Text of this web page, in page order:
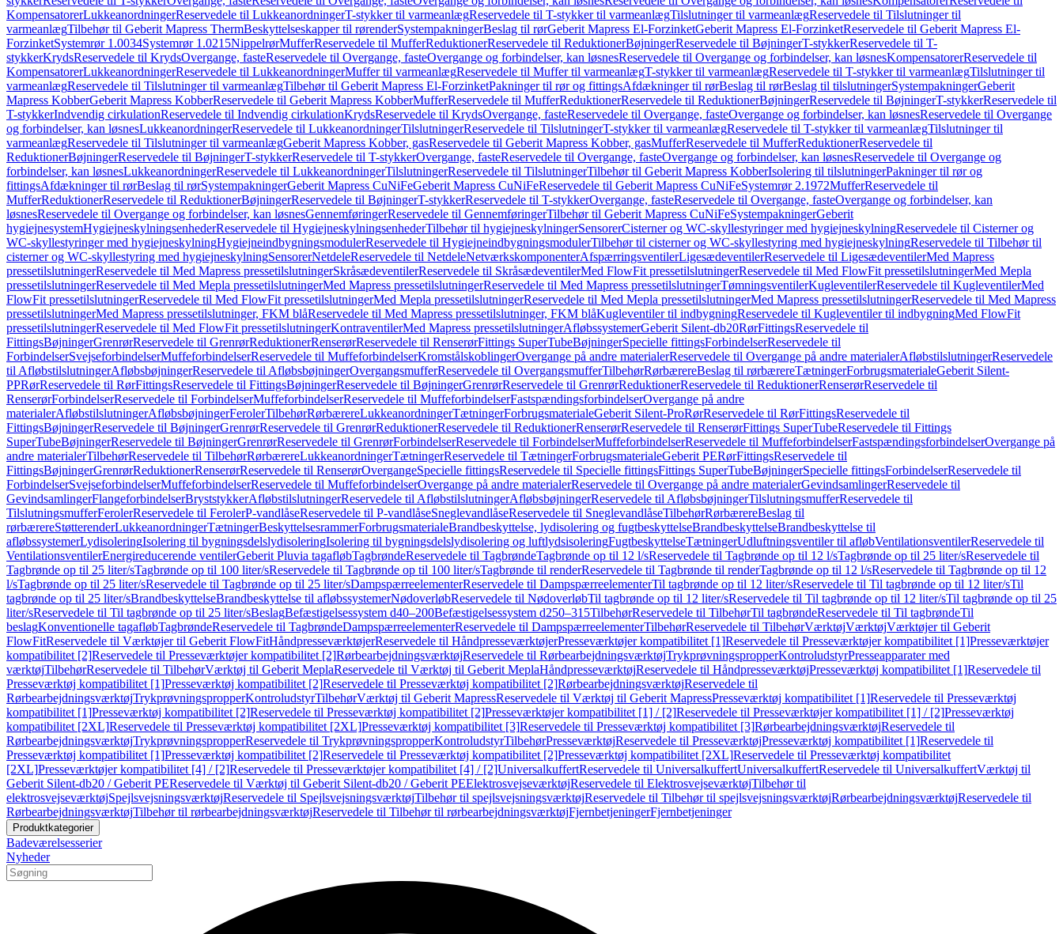
KompensatorerLukkeanordningerReservedele til LukkeanordningerT-stykker til varmeanlægReservedele til T-stykker til varmeanlægTilslutninger til varmeanlægReservedele til Tilslutninger til
varmeanlægTilbehør til Geberit Mapress ThermBeskyttelseskapper til rørenderSystempakningerBeslag til rørGeberit Mapress El-ForzinketGeberit Mapress El-ForzinketReservedele til Geberit Mapress El-
ForzinketSystemrør 1.0034Systemrør 1.0215NippelrørMufferReservedele til MufferReduktionerReservedele til ReduktionerBøjningerReservedele til BøjningerT-stykkerReservedele til T-
stykkerKrydsReservedele til KrydsOvergange, fasteReservedele til Overgange, fasteOvergange og forbindelser, kan løsnesReservedele til Overgange og forbindelser, kan løsnesKompensatorerReservedele til
KompensatorerLukkeanordningerReservedele til LukkeanordningerMuffer til varmeanlægReservedele til Muffer til varmeanlægT-stykker til varmeanlægReservedele til T-stykker til varmeanlægTilslutninger til
varmeanlægReservedele til Tilslutninger til varmeanlægTilbehør til Geberit Mapress El-ForzinketPakninger til rør og fittingsAfdækninger til rørBeslag til rørBeslag til tilslutningerSystempakningerGeberit
Mapress KobberGeberit Mapress KobberReservedele til Geberit Mapress KobberMufferReservedele til MufferReduktionerReservedele til ReduktionerBøjningerReservedele til BøjningerT-stykkerReservedele til
T-stykkerIndvendig cirkulationReservedele til Indvendig cirkulationKrydsReservedele til KrydsOvergange, fasteReservedele til Overgange, fasteOvergange og forbindelser, kan løsnesReservedele til Overgange
og forbindelser, kan løsnesLukkeanordningerReservedele til LukkeanordningerTilslutningerReservedele til TilslutningerT-stykker til varmeanlægReservedele til T-stykker til varmeanlægTilslutninger til
varmeanlægReservedele til Tilslutninger til varmeanlægGeberit Mapress Kobber, gasReservedele til Geberit Mapress Kobber, gasMufferReservedele til MufferReduktionerReservedele til
ReduktionerBøjningerReservedele til BøjningerT-stykkerReservedele til T-stykkerOvergange, fasteReservedele til Overgange, fasteOvergange og forbindelser, kan løsnesReservedele til Overgange og
forbindelser, kan løsnesLukkeanordningerReservedele til LukkeanordningerTilslutningerReservedele til TilslutningerTilbehør til Geberit Mapress KobberIsolering til tilslutningerPakninger til rør og
fittingsAfdækninger til rørBeslag til rørSystempakningerGeberit Mapress CuNiFeGeberit Mapress CuNiFeReservedele til Geberit Mapress CuNiFeSystemrør 2.1972MufferReservedele til
MufferReduktionerReservedele til ReduktionerBøjningerReservedele til BøjningerT-stykkerReservedele til T-stykkerOvergange, fasteReservedele til Overgange, fasteOvergange og forbindelser, kan
løsnesReservedele til Overgange og forbindelser, kan løsnesGennemføringerReservedele til GennemføringerTilbehør til Geberit Mapress CuNiFeSystempakningerGeberit
hygiejnesystemHygiejneskylningsenhederReservedele til HygiejneskylningsenhederTilbehør til hygiejneskylningerSensorerCisterner og WC-skyllestyringer med hygiejneskylningReservedele til Cisterner og
WC-skyllestyringer med hygiejneskylningHygiejneindbygningsmodulerReservedele til HygiejneindbygningsmodulerTilbehør til cisterner og WC-skyllestyring med hygiejneskylningReservedele til Tilbehør til
cisterner og WC-skyllestyring med hygiejneskylningSensorerNetdeleReservedele til NetdeleNetværkskomponenterAfspærringsventilerLigesædeventilerReservedele til LigesædeventilerMed Mapress
pressetilslutningerReservedele til Med Mapress pressetilslutningerSkråsædeventilerReservedele til SkråsædeventilerMed FlowFit pressetilslutningerReservedele til Med FlowFit pressetilslutningerMed Mepla
pressetilslutningerReservedele til Med Mepla pressetilslutningerMed Mapress pressetilslutningerReservedele til Med Mapress pressetilslutningerTømningsventilerKugleventilerReservedele til KugleventilerMed
FlowFit pressetilslutningerReservedele til Med FlowFit pressetilslutningerMed Mepla pressetilslutningerReservedele til Med Mepla pressetilslutningerMed Mapress pressetilslutningerReservedele til Med Mapress
pressetilslutningerMed Mapress pressetilslutninger, FKM blåReservedele til Med Mapress pressetilslutninger, FKM blåKugleventiler til indbygningReservedele til Kugleventiler til indbygningMed FlowFit
pressetilslutningerReservedele til Med FlowFit pressetilslutningerKontraventilerMed Mapress pressetilslutningerAfløbssystemerGeberit Silent-db20RørFittingsReservedele til
FittingsBøjningerGrenrørReservedele til GrenrørReduktionerRenserørReservedele til RenserørFittings SuperTubeBøjningerSpecielle fittingsForbindelserReservedele til
ForbindelserSvejseforbindelserMuffeforbindelserReservedele til MuffeforbindelserKromstålskoblingerOvergange på andre materialerReservedele til Overgange på andre materialerAfløbstilslutningerReservedele
til AfløbstilslutningerAfløbsbøjningerReservedele til AfløbsbøjningerOvergangsmufferReservedele til OvergangsmufferTilbehørRørbærereBeslag til rørbærereTætningerForbrugsmaterialeGeberit Silent-
PPRørReservedele til RørFittingsReservedele til FittingsBøjningerReservedele til BøjningerGrenrørReservedele til GrenrørReduktionerReservedele til ReduktionerRenserørReservedele til
RenserørForbindelserReservedele til ForbindelserMuffeforbindelserReservedele til MuffeforbindelserFastspændingsforbindelserOvergange på andre
materialerAfløbstilslutningerAfløbsbøjningerFerolerTilbehørRørbærereLukkeanordningerTætningerForbrugsmaterialeGeberit Silent-ProRørReservedele til RørFittingsReservedele til
FittingsBøjningerReservedele til BøjningerGrenrørReservedele til GrenrørReduktionerReservedele til ReduktionerRenserørReservedele til RenserørFittings SuperTubeReservedele til Fittings
SuperTubeBøjningerReservedele til BøjningerGrenrørReservedele til GrenrørForbindelserReservedele til ForbindelserMuffeforbindelserReservedele til MuffeforbindelserFastspændingsforbindelserOvergange på
andre materialerTilbehørReservedele til TilbehørRørbærereLukkeanordningerTætningerReservedele til TætningerForbrugsmaterialeGeberit PERørFittingsReservedele til
FittingsBøjningerGrenrørReduktionerRenserørReservedele til RenserørOvergangeSpecielle fittingsReservedele til Specielle fittingsFittings SuperTubeBøjningerSpecielle fittingsForbindelserReservedele til
ForbindelserSvejseforbindelserMuffeforbindelserReservedele til MuffeforbindelserOvergange på andre materialerReservedele til Overgange på andre materialerGevindsamlingerReservedele til
GevindsamlingerFlangeforbindelserBryststykkerAfløbstilslutningerReservedele til AfløbstilslutningerAfløbsbøjningerReservedele til AfløbsbøjningerTilslutningsmufferReservedele til
TilslutningsmufferFerolerReservedele til FerolerP-vandlåseReservedele til P-vandlåseSneglevandlåseReservedele til SneglevandlåseTilbehørRørbærereBeslag til
rørbærereStøtterenderLukkeanordningerTætningerBeskyttelsesrammerForbrugsmaterialeBrandbeskyttelse, lydisolering og fugtbeskyttelseBrandbeskyttelseBrandbeskyttelse til
afløbssystemerLydisoleringIsolering til bygningsdelslydisoleringIsolering til bygningsdelslydisolering og luftlydsisoleringFugtbeskyttelseTætningerUdluftningsventiler til afløbVentilationsventilerReservedele til
VentilationsventilerEnergireducerende ventilerGeberit Pluvia tagafløbTagbrøndeReservedele til TagbrøndeTagbrønde op til 12 l/sReservedele til Tagbrønde op til 12 l/sTagbrønde op til 25 liter/sReservedele til
Tagbrønde op til 25 liter/sTagbrønde op til 100 liter/sReservedele til Tagbrønde op til 100 liter/sTagbrønde til renderReservedele til Tagbrønde til renderTagbrønde op til 12 l/sReservedele til Tagbrønde op til 12
l/sTagbrønde op til 25 liter/sReservedele til Tagbrønde op til 25 liter/sDampspærreelementerReservedele til DampspærreelementerTil tagbrønde op til 12 liter/sReservedele til Til tagbrønde op til 12 liter/sTil
tagbrønde op til 25 liter/sBrandbeskyttelseBrandbeskyttelse til afløbssystemerNødoverløbReservedele til NødoverløbTil tagbrønde op til 12 liter/sReservedele til Til tagbrønde op til 12 liter/sTil tagbrønde op til 25
liter/sReservedele til Til tagbrønde op til 25 liter/sBeslagBefæstigelsessystem d40–200Befæstigelsessystem d250–315TilbehørReservedele til TilbehørTil tagbrøndeReservedele til Til tagbrøndeTil
beslagKonventionelle tagafløbTagbrøndeReservedele til TagbrøndeDampspærreelementerReservedele til DampspærreelementerTilbehørReservedele til TilbehørVærktøjVærktøjVærktøjer til Geberit
FlowFitReservedele til Værktøjer til Geberit FlowFitHåndpresseværktøjerReservedele til HåndpresseværktøjerPresseværktøjer kompatibilitet [1]Reservedele til Presseværktøjer kompatibilitet [1]Presseværktøjer
kompatibilitet [2]Reservedele til Presseværktøjer kompatibilitet [2]RørbearbejdningsværktøjReservedele til RørbearbejdningsværktøjTrykprøvningspropperKontroludstyrPresseapparater med
værktøjTilbehørReservedele til TilbehørVærktøj til Geberit MeplaReservedele til Værktøj til Geberit MeplaHåndpresseværktøjReservedele til HåndpresseværktøjPresseværktøj kompatibilitet [1]Reservedele til
Presseværktøj kompatibilitet [1]Presseværktøj kompatibilitet [2]Reservedele til Presseværktøj kompatibilitet [2]RørbearbejdningsværktøjReservedele til
RørbearbejdningsværktøjTrykprøvningspropperKontroludstyrTilbehørVærktøj til Geberit MapressReservedele til Værktøj til Geberit MapressPresseværktøj kompatibilitet [1]Reservedele til Presseværktøj
kompatibilitet [1]Presseværktøj kompatibilitet [2]Reservedele til Presseværktøj kompatibilitet [2]Presseværktøjer kompatibilitet [1] / [2]Reservedele til Presseværktøjer kompatibilitet [1] / [2]Presseværktøj
kompatibilitet [2XL]Reservedele til Presseværktøj kompatibilitet [2XL]Presseværktøj kompatibilitet [3]Reservedele til Presseværktøj kompatibilitet [3]RørbearbejdningsværktøjReservedele til
RørbearbejdningsværktøjTrykprøvningspropperReservedele til TrykprøvningspropperKontroludstyrTilbehørPresseværktøjReservedele til PresseværktøjPresseværktøj kompatibilitet [1]Reservedele til
Presseværktøj kompatibilitet [1]Presseværktøj kompatibilitet [2]Reservedele til Presseværktøj kompatibilitet [2]Presseværktøj kompatibilitet [2XL]Reservedele til Presseværktøj kompatibilitet
[2XL]Presseværktøjer kompatibilitet [4] / [2]Reservedele til Presseværktøjer kompatibilitet [4] / [2]UniversalkuffertReservedele til UniversalkuffertUniversalkuffertReservedele til UniversalkuffertVærktøj til
Geberit Silent-db20 / Geberit PEReservedele til Værktøj til Geberit Silent-db20 / Geberit PEElektrosvejseværktøjReservedele til ElektrosvejseværktøjTilbehør til
elektrosvejseværktøjSpejlsvejsningsværktøjReservedele til SpejlsvejsningsværktøjTilbehør til spejlsvejsningsværktøjReservedele til Tilbehør til spejlsvejsningsværktøjRørbearbejdningsværktøjReservedele til
RørbearbejdningsværktøjTilbehør til rørbearbejdningsværktøjReservedele til Tilbehør til rørbearbejdningsværktøjFjernbetjeningerFjernbetjeninger
Produktkategorier
Badeværelsesserier
Nyheder